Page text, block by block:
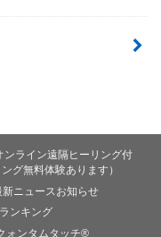
ンライン遠隔ヒーリング付
グ無料体験あります）
ニュースお知らせ
ンキング
ォンタムタッチ®